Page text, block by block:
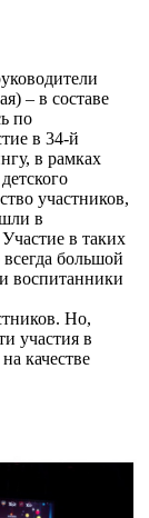
– в составе
по
в 34-й
в рамках
участников,
в
в таких
всегда большой
воспитанники
Но,
участия в
качестве